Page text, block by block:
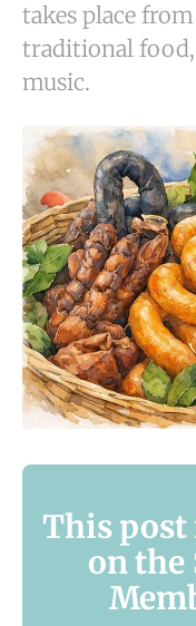
takes place
traditional
music.
This post
on the